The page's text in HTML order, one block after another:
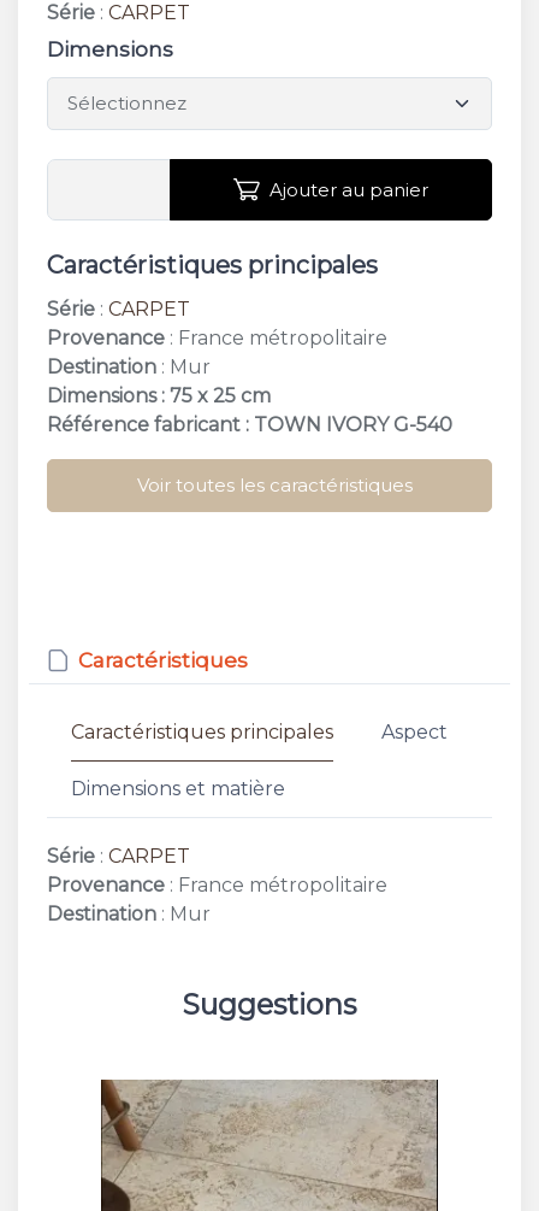
Série : CARPET
Dimensions
Ajouter au panier
Caractéristiques principales
Série : CARPET
Provenance : France métropolitaire
Destination : Mur
Dimensions : 75 x 25 cm
Référence fabricant : TOWN IVORY G-540
Voir toutes les caractéristiques
Caractéristiques
Caractéristiques principales Aspect
Dimensions et matière
Série : CARPET
Provenance : France métropolitaire
Destination : Mur
Suggestions